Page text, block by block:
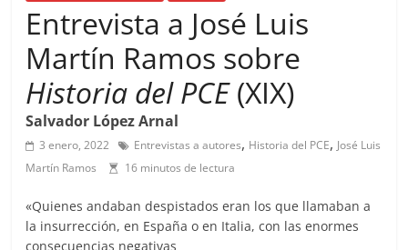
Entrevista a José Luis
Martín Ramos sobre
Historia del PCE(XIX)
Salvador López Arnal
3 enero, 2022 Entrevistas a autores, Historia del PCE, José Luis
Martín Ramos
16 minutos de lectura
«Quienes andaban despistados eran los que llamaban a
la insurrección, en España o en Italia, con las enormes
consecuencias negativas